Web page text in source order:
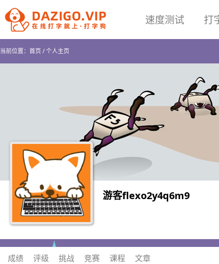
速度测试 打
当前位置： 首页/个人主页
游客flexo2y4q6m9
成绩 评级 挑战 竞赛 课程 文章